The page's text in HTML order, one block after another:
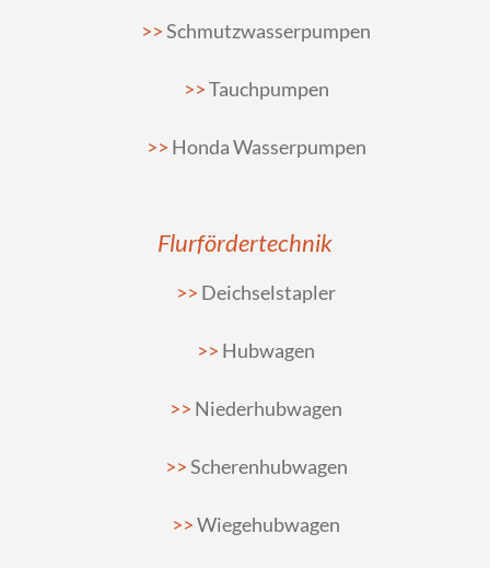
Schmutzwasserpumpen
Tauchpumpen
Honda Wasserpumpen
Flurfördertechnik
Deichselstapler
Hubwagen
Niederhubwagen
Scherenhubwagen
Wiegehubwagen